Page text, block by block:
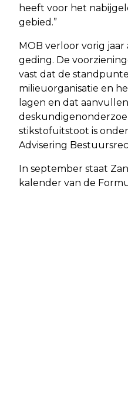
heeft voor het
gebied.”
MOB verloor vorig
geding. De
vast dat de
milieuorganisatie en
lagen en dat
stikstofuitstoot is
Advisering
In september staat
kalender van de